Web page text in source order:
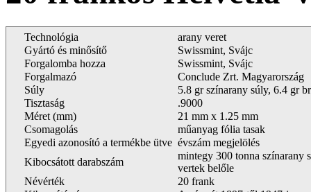
Technológia
arany veret
Gyártó és minősítő
Swissmint, Svájc
Forgalomba hozza
Swissmint, Svájc
Forgalmazó
Conclude Zrt. Magyarország
Súly
5.8 gr színarany súly, 6.4 gr
Tisztaság
.9000
Méret (mm)
21 mm x 1.25 mm
Csomagolás
műanyag fólia tasak
Egyedi azonosító a termékbe ütve évszám megjelölés
Kibocsátott darabszám
mintegy 300 tonna színarany
vertek belőle
Névérték
20 frank